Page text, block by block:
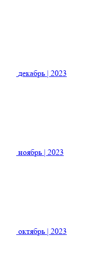
декабрь | 2023
ноябрь | 2023
октябрь | 2023